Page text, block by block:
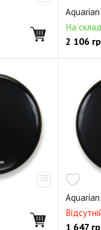
для томов Texture Coated
для томов Hi-Frequency
Hi-Energy для малого
для малого
для малого барабана
Special для малого
для малого барабана
для бас барабанов
бас барабанов
для бас барабанов
для бас барабанов
На
2 106
1 647